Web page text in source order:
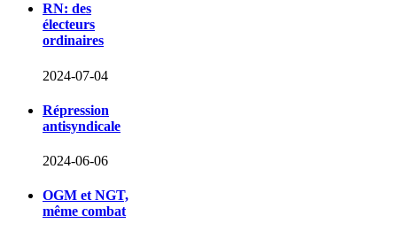
RN: des
électeurs
ordinaires
2024-07-04
Répression
antisyndicale
2024-06-06
OGM et NGT,
même combat